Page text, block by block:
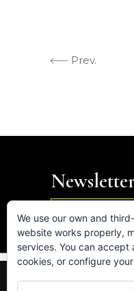
Prev.
We use our own and
website works properly,
services. You can accept
cookies, or configure